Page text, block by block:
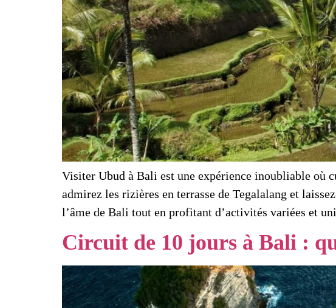
Visiter Ubud à Bali est une expérience inoubliable où
admirez les rizières en terrasse de Tegalalang et
l’âme de Bali tout en profitant d’activités variées et
Circuit de 10 jours à Bali :